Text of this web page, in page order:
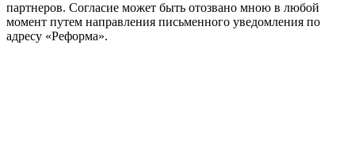
партнеров. Согласие может быть отозвано мною в любой
момент путем направления письменного уведомления по
адресу «Реформа».